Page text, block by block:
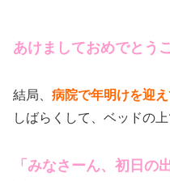
あけましておめでとう
結局、 病院で年明けを迎え
しばらくして、ベッドの
「みなさーん、初日の